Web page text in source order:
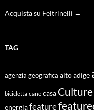
Acquista su Feltrinelli →
TAG
agenzia geografica alto adige
bicicletta cane casa Culture
energiafeature